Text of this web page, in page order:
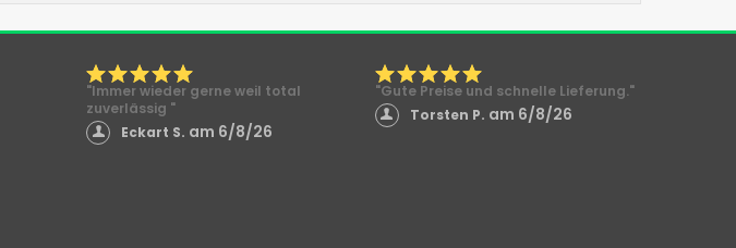
"Immer wieder gerne weil total
zuverlässig "
Eckart S. am 6/8/26
"Gute Preise und schnelle Lieferung."
Torsten P. am 6/8/26